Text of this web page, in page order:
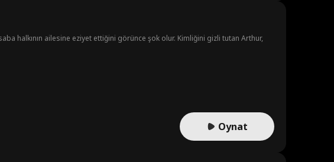
halkının ailesine eziyet ettiğini görünce şok olur. Kimliğini gizli tutan Arthur,
Oynat